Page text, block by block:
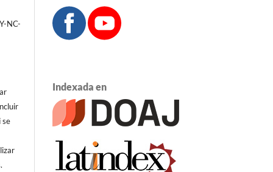
NC-
se
Indexada en